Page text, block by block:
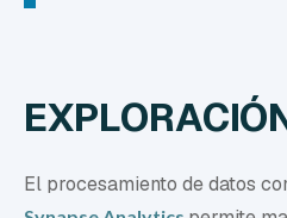
El procesamiento de datos